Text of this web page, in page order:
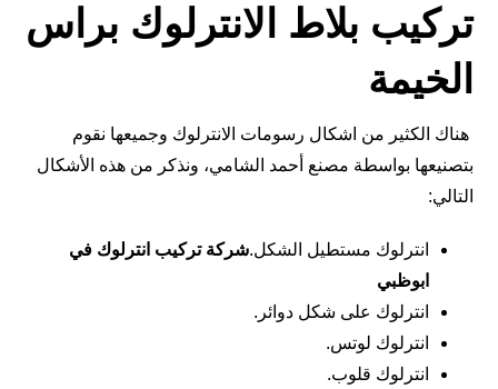
تركيب بلاط الانترلوك براس
الخيمة
هناك الكثير من اشكال رسومات الانترلوك وجميعها نقوم
بتصنيعها بواسطة مصنع أحمد الشامي، ونذكر من هذه الأشكال
التالي:
انترلوك مستطيل الشكل.شركة تركيب انترلوك في
ابوظبي
انترلوك على شكل دوائر.
انترلوك لوتس.
انترلوك قلوب.